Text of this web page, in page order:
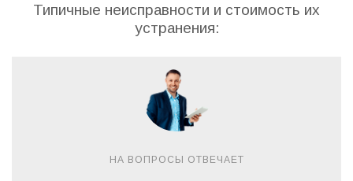
Типичные неисправности и стоимость их
устранения:
НА ВОПРОСЫ ОТВЕЧАЕТ